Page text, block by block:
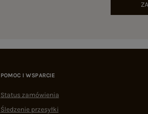
POMOC I WSPARCIE
Status zamówienia
Śledzenie przesyłki